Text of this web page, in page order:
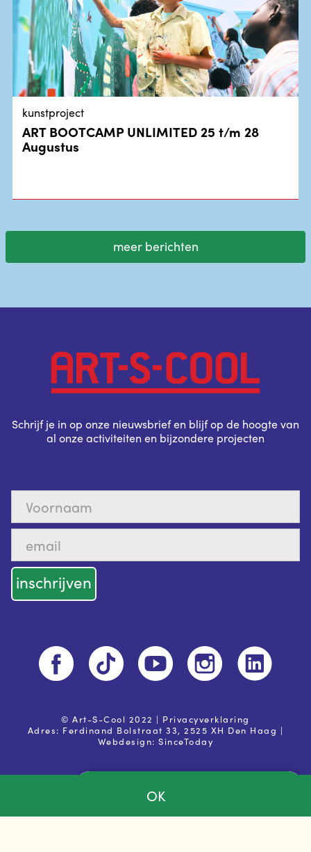
privacy voorwaarden
OK
kunstproject
ART BOOTCAMP UNLIMITED 25 t/m 28
Augustus
meer berichten
Schrijf je in op onze nieuwsbrief en blijf op de hoogte van
al onze activiteiten en bijzondere projecten
© Art-S-Cool 2022 | Privacyverklaring
Adres: Ferdinand Bolstraat 33, 2525 XH Den Haag |
Webdesign:SinceToday